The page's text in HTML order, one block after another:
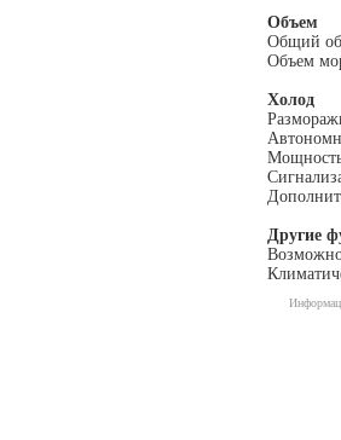
Объем
Общий
Объем
Холод
Другие